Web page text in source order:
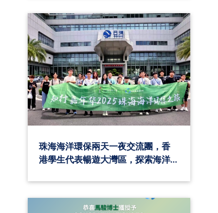
珠海海洋環保兩天一夜交流團，香
港學生代表暢遊大灣區，探索海洋